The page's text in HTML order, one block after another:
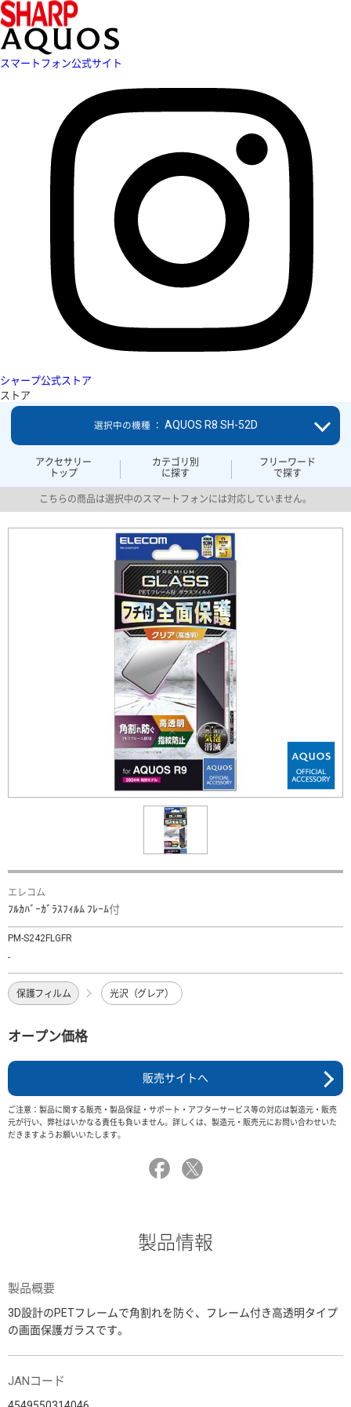
スマートフォン公式サイト
シャープ公式ストア
ストア
アクセサリー
トップ
カテゴリ別
に探す
フリーワード
で探す
選択中の機種 ： AQUOS R8 SH-52D
こちらの商品は選択中のスマートフォンには対応していません。
エレコム
ﾌﾙｶﾊﾞｰｶﾞﾗｽﾌｨﾙﾑ ﾌﾚｰﾑ付
PM-S242FLGFR
-
保護フィルム 光沢（グレア）
オープン価格
販売サイトへ
ご注意：製品に関する販売・製品保証・サポート・アフターサービス等の対応は製造元・販売
元が行い、弊社はいかなる責任も負いません。詳しくは、製造元・販売元にお問い合わせいた
だきますようお願いいたします。
製品情報
製品概要
3D設計のPETフレームで角割れを防ぐ、フレーム付き高透明タイプ
の画面保護ガラスです。
JANコード